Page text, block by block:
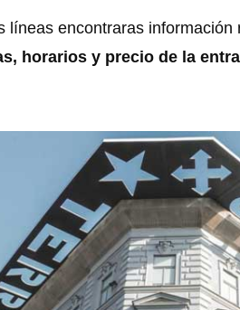
líneas encontraras
horarios y precio de la